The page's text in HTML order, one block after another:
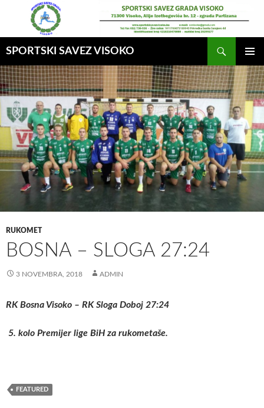
SPORTSKI SAVEZ VISOKO
GLAVNI
MENI
RUKOMET
BOSNA – SLOGA 27:24
3 NOVEMBRA, 2018 ADMIN
RK Bosna Visoko – RK Sloga Doboj 27:24
5. kolo Premijer lige BiH za rukometaše.
FEATURED